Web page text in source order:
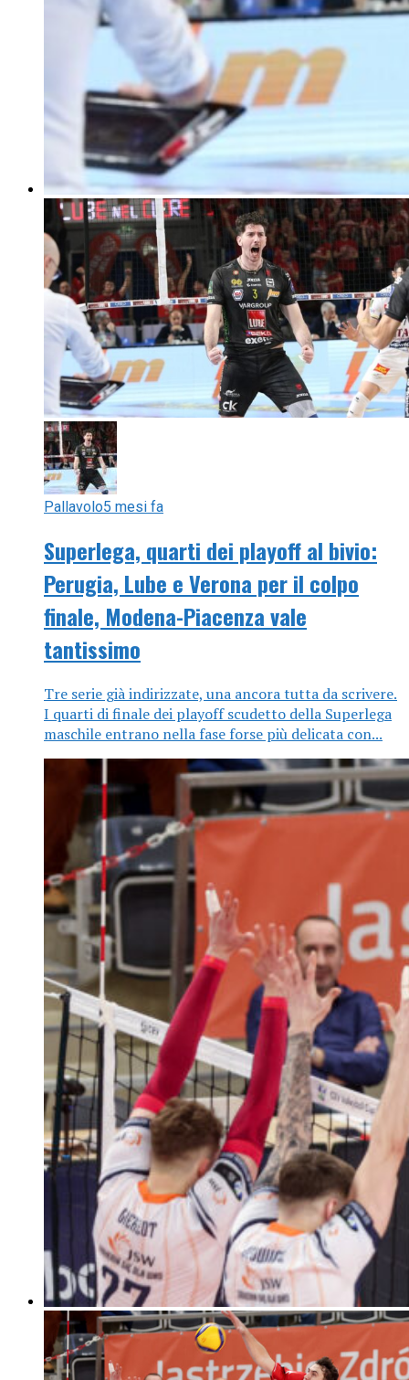
Pallavolo5 mesi fa
Superlega, quarti dei playoff al bivio:
Perugia, Lube e Verona per il colpo
finale, Modena-Piacenza vale
tantissimo
Tre serie già indirizzate, una ancora tutta da scrivere.
I quarti di finale dei playoff scudetto della Superlega
maschile entrano nella fase forse più delicata con...